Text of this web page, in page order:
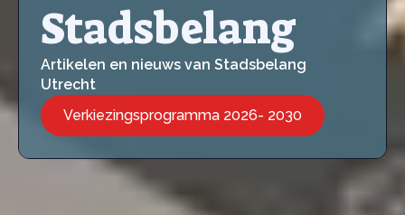
Stadsbelang
Artikelen en nieuws van Stadsbelang
Utrecht
Verkiezingsprogramma 2026- 2030